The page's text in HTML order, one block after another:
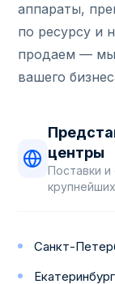
аппараты,
по ресурсу и
продаем — мы
вашего
центры
Поставки
Санкт-
Екатеринбург